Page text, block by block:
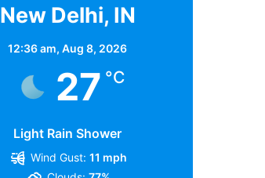
New Delhi, IN
12:36 am, Aug 8, 2026
27 °C
Light Rain Shower
Wind Gust: 11 mph